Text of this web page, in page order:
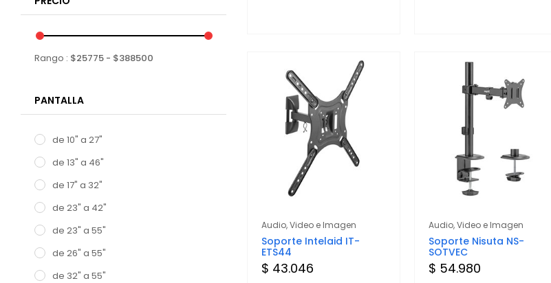
Rango : $25775 - $388500
PANTALLA
de 10" a 27"
de 13" a 46"
de 17" a 32"
de 23" a 42"
de 23" a 55"
de 26" a 55"
de 32" a 55"
Audio, Video e Imagen
Soporte Intelaid IT-
ETS44
$ 43.046
Audio, Video e Imagen
Soporte Nisuta NS-
SOTVEC
$ 54.980